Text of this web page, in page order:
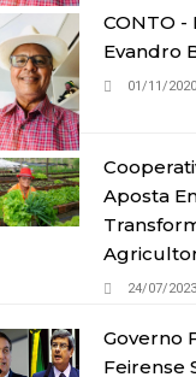
CONTO -
Evandro
01/11/
Aposta
24/07/
Governo
Feirense